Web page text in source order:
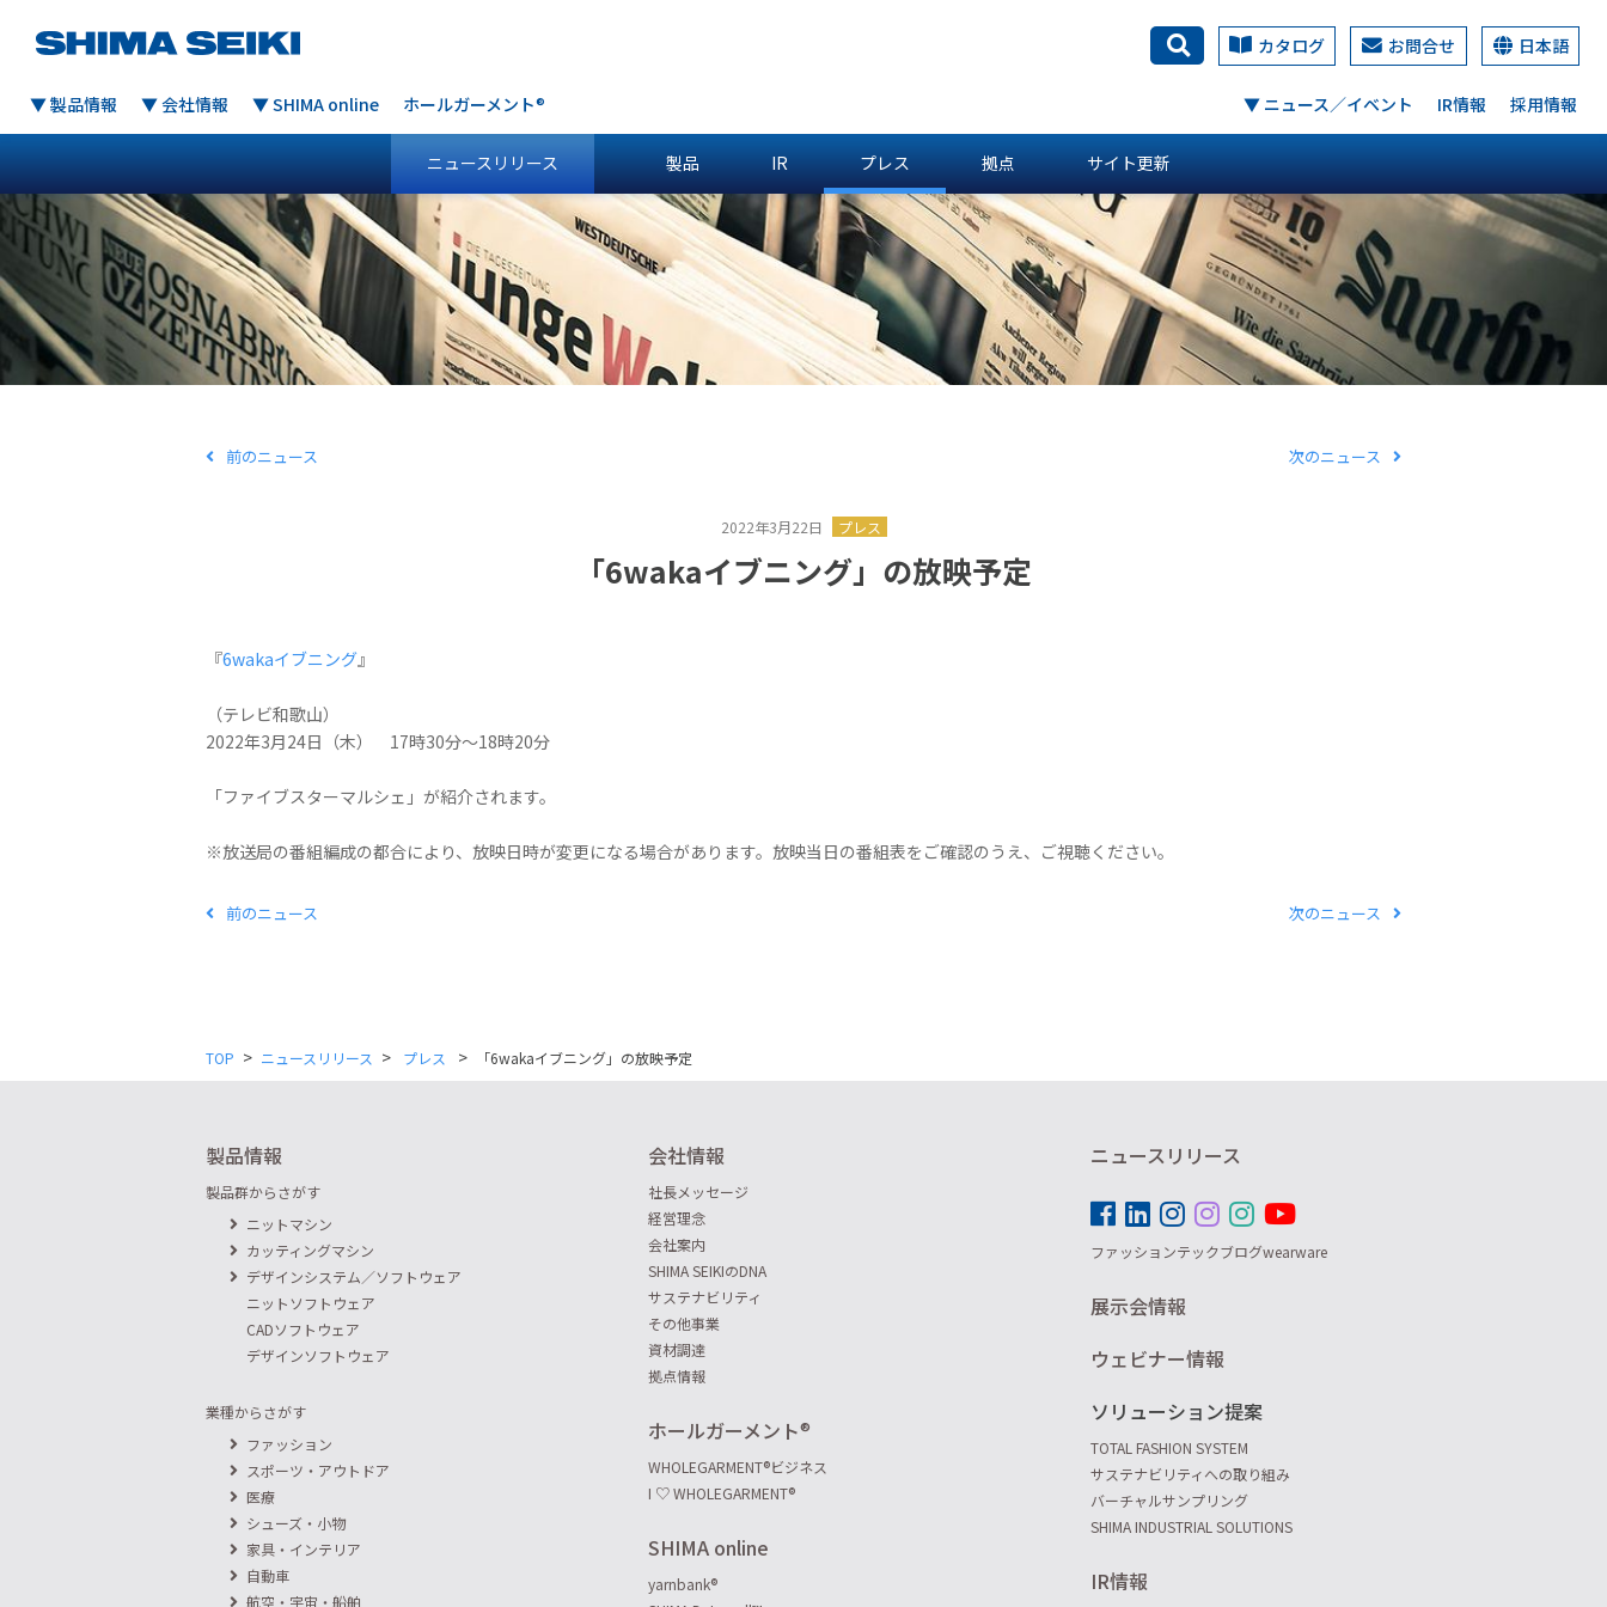
ニュースリリース 製品 IR プレス 拠点 サイト更新
▼ 製品情報 ▼ 会社情報 ▼ SHIMA online ホールガーメント® 採用情報
IR情報
▼ ニュース／イベント
カタログ お問合せ 日本語
次のニュース
前のニュース
2022年3月22日 プレス
「6wakaイブニング」の放映予定
『6wakaイブニング』
（テレビ和歌山）
2022年3月24日（木） 17時30分～18時20分
「ファイブスターマルシェ」が紹介されます。
※放送局の番組編成の都合により、放映日時が変更になる場合があります。放映当日の番組表をご確認のうえ、ご視聴ください。
次のニュース
前のニュース
TOP > ニュースリリース > プレス > 「6wakaイブニング」の放映予定
製品情報
製品群からさがす
ニットマシン
カッティングマシン
デザインシステム／ソフトウェア
ニットソフトウェア
CADソフトウェア
デザインソフトウェア
業種からさがす
ファッション
スポーツ・アウトドア
医療
シューズ・小物
家具・インテリア
自動車
航空・宇宙・船舶
会社情報
社長メッセージ
経営理念
会社案内
SHIMA SEIKIのDNA
サステナビリティ
その他事業
資材調達
拠点情報
ホールガーメント®
WHOLEGARMENT®ビジネス
I ♡ WHOLEGARMENT®
SHIMA online
yarnbank®
ニュースリリース
ファッションテックブログwearware
展示会情報
ウェビナー情報
ソリューション提案
TOTAL FASHION SYSTEM
サステナビリティへの取り組み
バーチャルサンプリング
SHIMA INDUSTRIAL SOLUTIONS
IR情報